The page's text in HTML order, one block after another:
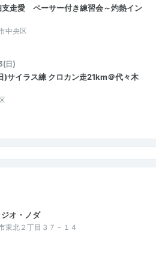
走愛 ペーサー付き練習会～灼熱イン
中央区
日)
サイラス練 クロカン走21km＠代々木
オ・ノダ
東北２丁目３７－１４